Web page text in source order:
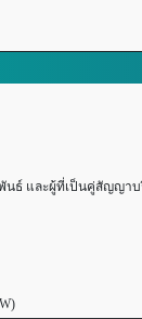
และผู้ที่เป็นคู่สัญญาบ